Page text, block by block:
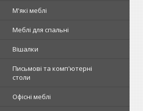
М'які меблі
Меблі для спальні
Вішалки
Письмові та комп'ютерні
столи
Офісні меблі